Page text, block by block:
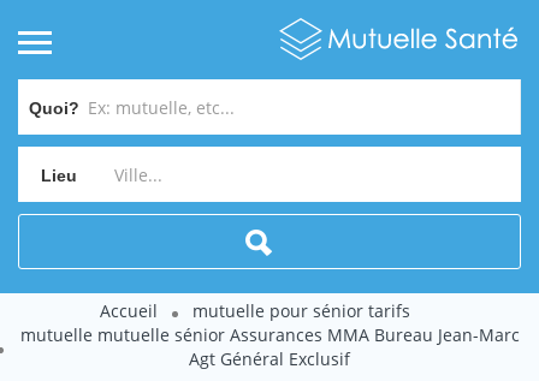
Quoi?
Lieu
Accueil
mutuelle pour sénior tarifs
mutuelle mutuelle sénior Assurances MMA Bureau Jean-Marc
Agt Général Exclusif